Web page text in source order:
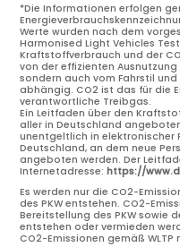
*Die Informationen erfolgen
Werte wurden nach dem
Harmonised Light Vehicles
Kraftstoffverbrauch und der
von der effizienten
sondern auch vom Fahrstil
abhängig. CO2 ist das für die
verantwortliche Treibgas.
Ein Leitfaden über den
aller in Deutschland
unentgeltlich in elektronischer
Deutschland, an dem neue
angeboten werden. Der
Internetadresse:https://
Es werden nur die CO2-
des PKW entstehen. CO2-
Bereitstellung des PKW sowie
entstehen oder vermieden
CO2-Emissionen gemäß